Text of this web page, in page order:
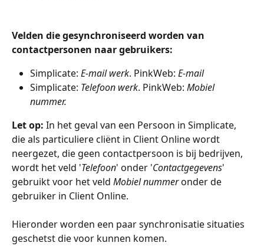
Velden die gesynchroniseerd worden van
contactpersonen naar gebruikers:
Simplicate: E-mail werk. PinkWeb: E-mail
Simplicate: Telefoon werk. PinkWeb: Mobiel
nummer.
Let op: In het geval van een Persoon in Simplicate,
die als particuliere cliënt in Client Online wordt
neergezet, die geen contactpersoon is bij bedrijven,
wordt het veld 'Telefoon' onder 'Contactgegevens'
gebruikt voor het veld Mobiel nummer onder de
gebruiker in Client Online.
Hieronder worden een paar synchronisatie situaties
geschetst die voor kunnen komen.